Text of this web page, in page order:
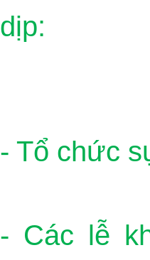
dịp:
- Tổ chức
- Các lễ